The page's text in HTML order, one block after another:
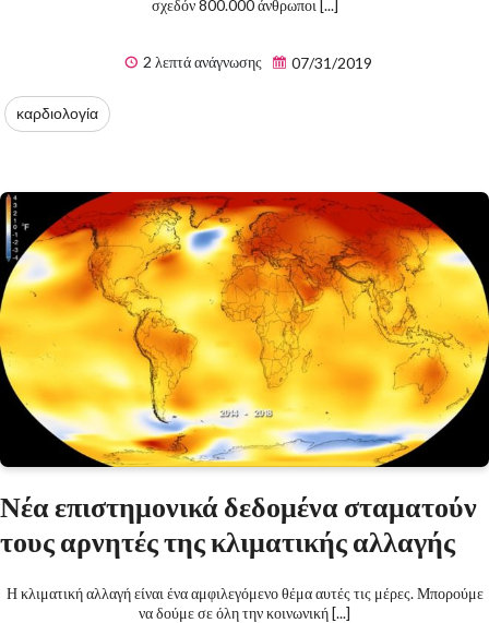
σχεδόν 800.000 άνθρωποι [...]
2 λεπτά ανάγνωσης 07/31/2019
καρδιολογία
Νέα επιστημονικά δεδομένα σταματούν
τους αρνητές της κλιματικής αλλαγής
Η κλιματική αλλαγή είναι ένα αμφιλεγόμενο θέμα αυτές τις μέρες. Μπορούμε
να δούμε σε όλη την κοινωνική [...]